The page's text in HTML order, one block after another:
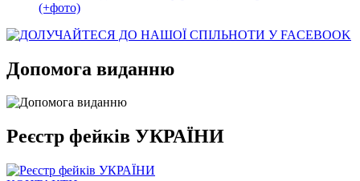
(+фото)
Допомога виданню
Реєстр фейків УКРАЇНИ